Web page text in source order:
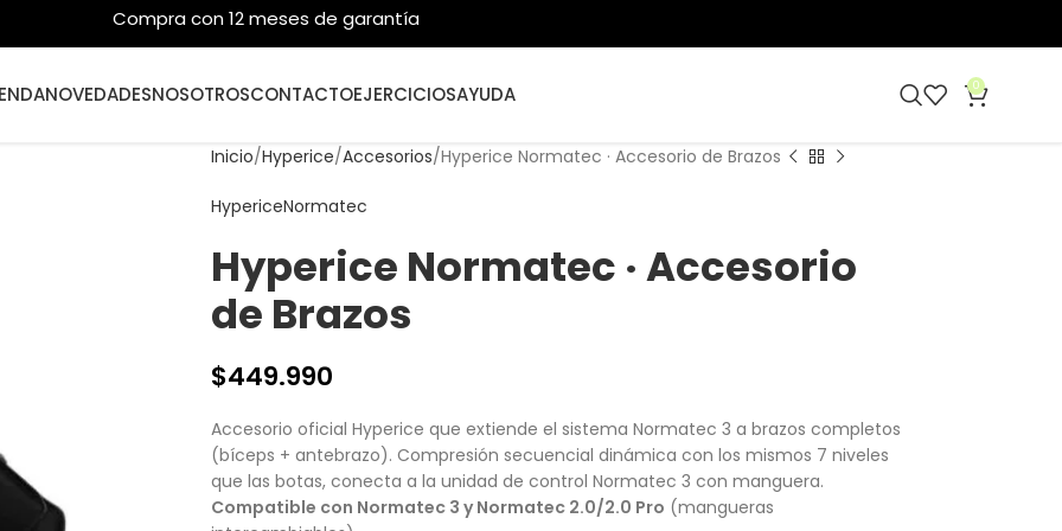
Compra con 12 meses de garantía
NOVEDADESNOSOTROSCONTACTOEJERCICIOSAYUDA 0
Inicio Hyperice Accesorios Hyperice Normatec · Accesorio de Brazos
HypericeNormatec
Hyperice Normatec · Accesorio
de Brazos
$449.990
Accesorio oficial Hyperice que extiende el sistema Normatec 3 a brazos completos
(bíceps + antebrazo). Compresión secuencial dinámica con los mismos 7 niveles
que las botas, conecta a la unidad de control Normatec 3 con manguera.
Compatible con Normatec 3 y Normatec 2.0/2.0 Pro (mangueras